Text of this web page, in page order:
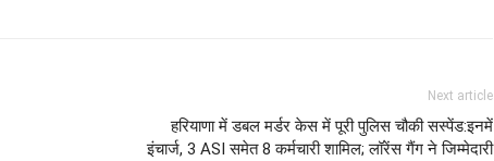
Next article
हरियाणा में डबल मर्डर केस में पूरी पुलिस चौकी सस्पेंड:​​​​​​​इनमें
इंचार्ज, 3 ASI समेत 8 कर्मचारी शामिल; लॉरेंस गैंग ने जिम्मेदारी